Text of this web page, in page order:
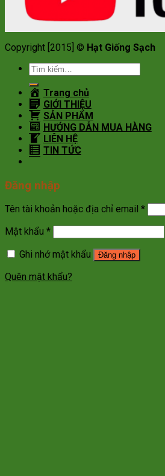
Copyright [2015] © Hạt Giống Sạch
Tìm
kiếm:
Trang chủ
GIỚI THIỆU
SẢN PHẨM
HƯỚNG DẪN MUA HÀNG
LIÊN HỆ
TIN TỨC
Đăng nhập
Tên tài khoản hoặc địa chỉ email *
Mật khẩu *
Ghi nhớ mật khẩu
Đăng nhập
Quên mật khẩu?